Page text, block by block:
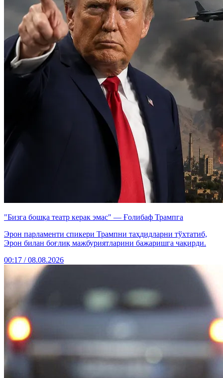
"Бизга бошқа театр керак эмас" — Ғолибаф Трампга
Эрон парламенти спикери Трампни таҳдидларни тўхтатиб,
Эрон билан боғлиқ мажбуриятларини бажаришга чақирди.
00:17 / 08.08.2026